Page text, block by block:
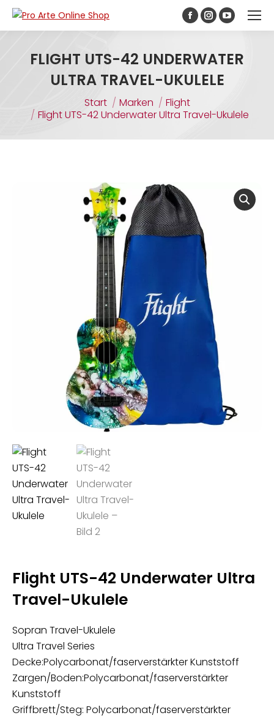
springen
FLIGHT UTS-42 UNDERWATER
ULTRA TRAVEL-UKULELE
Sie befinden sich hier:
Start Marken
Flight
Flight UTS-42 Underwater Ultra Travel-Ukulele
Flight UTS-42 Underwater Ultra
Travel-Ukulele
Sopran Travel-Ukulele
Ultra Travel Series
Decke:Polycarbonat/faserverstärkter Kunststoff
Zargen/Boden:Polycarbonat/faserverstärkter
Kunststoff
Griffbrett/Steg: Polycarbonat/faserverstärkter